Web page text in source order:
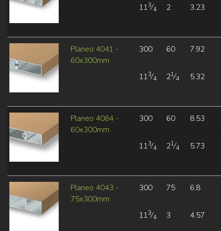
113⁄4 2 3.23
Planeo 4041 -
60x300mm
300
113⁄4
60
21⁄4
7.92
5.32
Planeo 4084 -
60x300mm
300
113⁄4
60
21⁄4
8.53
5.73
Planeo 4043 -
75x300mm
300
113⁄4
75
3
6.8
4.57